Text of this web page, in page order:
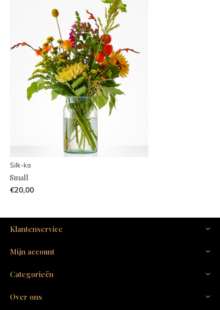
Silk-ka
Small
€20,00
Klantenservice
Mijn account
Categorieën
Over ons